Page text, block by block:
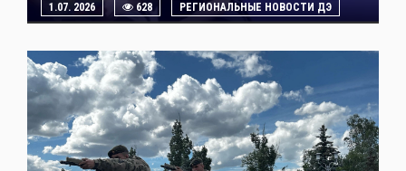
1.07. 2026 628 РЕГИОНАЛЬНЫЕ НОВОСТИ ДЭ